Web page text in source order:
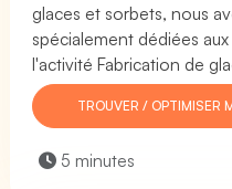
glaces et sorbets, nous
spécialement dédiées
l'activité Fabrication de
TROUVER / OPTIMISER
5 minutes